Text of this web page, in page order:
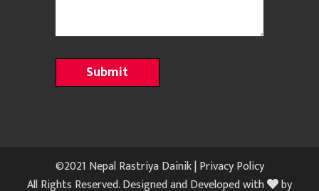
©2021 Nepal Rastriya Dainik |Privacy Policy
All Rights Reserved. Designed and Developed with
by